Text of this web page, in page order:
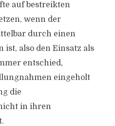
auf bestreikten
wenn der
durch einen
ist, also den Einsatz als
entschied,
eingeholt
die
in ihren